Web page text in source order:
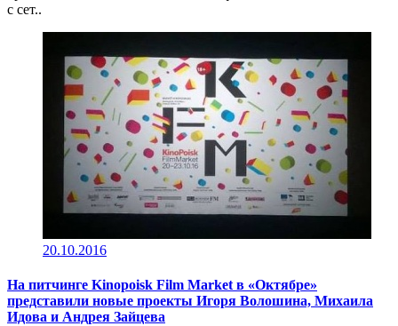
с сет..
20.10.2016
На питчинге Kinopoisk Film Market в «Октябре»
представили новые проекты Игоря Волошина, Михаила
Идова и Андрея Зайцева